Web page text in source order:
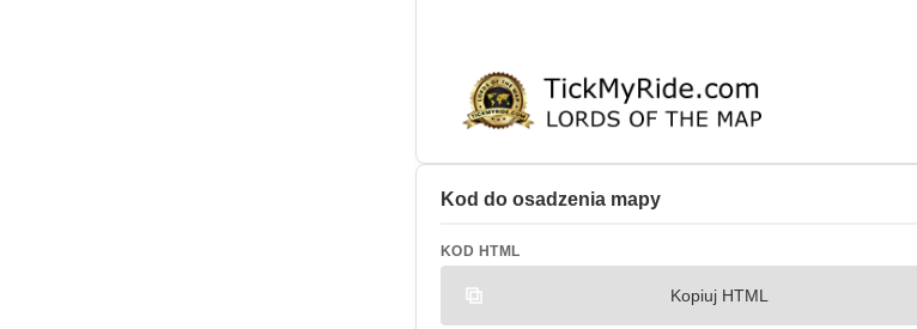
Kod do osadzenia mapy
KOD HTML
Kopiuj HTML